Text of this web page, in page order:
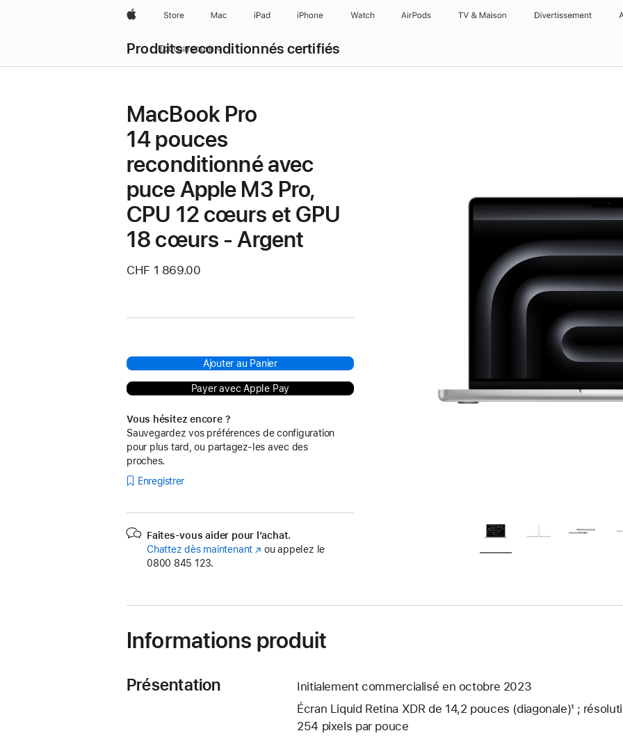
AppleStore Mac iPad iPhone Watch AirPods TV & Maison Divertissements
Produits reconditionnés certifiés
Tout parcourir
MacBook Pro
14 pouces
reconditionné avec
puce Apple M3 Pro,
CPU 12 cœurs et GPU
18 cœurs - Argent
CHF 1 869.00
Ajouter au Panier
Payer avec Apple Pay
Vous hésitez encore ?
Sauvegardez vos préférences de configuration
pour plus tard, ou partagez-les avec des
proches.
Enregistrer
Faites-vous aider pour l’achat.
Chattez dès maintenant (s’ouvre
fenêtre)
ou appelez le
0800 845 123.
Informations produit
Présentation
Initialement commercialisé en octobre 2023
Écran Liquid Retina XDR de 14,2 pouces (diagonale)¹ ;
254 pixels par pouce